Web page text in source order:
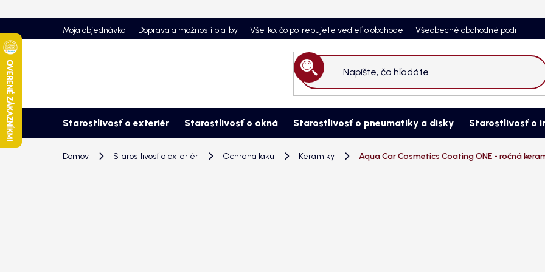
na
obsah
Moja objednávka Doprava a možnosti platby Všetko, čo potrebujete vedieť o obchode Všeobecné obchodné podmienky
Hľadať
Starostlivosť o exteriér Starostlivosť o okná Starostlivosť o pneumatiky a disky Starostlivosť o
Domov Starostlivosť o exteriér Ochrana laku Keramiky Aqua Car Cosmetics Coating ONE - ročná